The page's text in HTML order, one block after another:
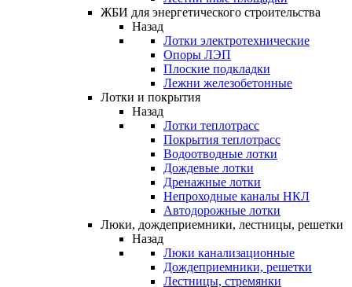
ЖБИ для энергетического строительства
Назад
Лотки электротехнические
Опоры ЛЭП
Плоские подкладки
Лежни железобетонные
Лотки и покрытия
Назад
Лотки теплотрасс
Покрытия теплотрасс
Водоотводные лотки
Дождевые лотки
Дренажные лотки
Непроходные каналы НКЛ
Автодорожные лотки
Люки, дождеприемники, лестницы, решетки
Назад
Люки канализационные
Дождеприемники, решетки
Лестницы, стремянки